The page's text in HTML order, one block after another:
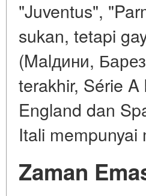
"Juventus",
sukan, tetapi
(Malдини,
terakhir, Série
England dan
Itali
Zaman